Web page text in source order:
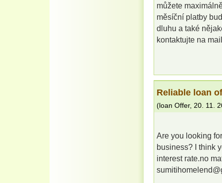
můžete
měsíční platby
dluhu a také
kontaktujte na
Reliable loan
(loan Offer, 20. 11.
Are you looking
business? I think
interest rate.no